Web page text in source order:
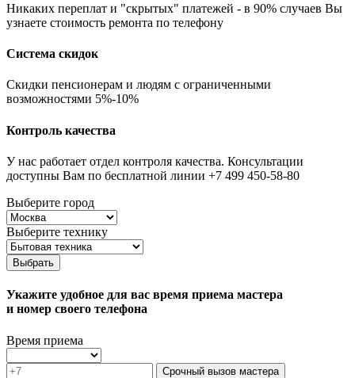
Никаких переплат и "скрытых" платежей - в 90% случаев Вы
узнаете стоимость ремонта по телефону
Система скидок
Скидки пенсионерам и людям с ограниченными
возможностями 5%-10%
Контроль качества
У нас работает отдел контроля качества. Консультации
доступны Вам по бесплатной линии +7 499 450-58-80
Выберите город
Выберите технику
Выбрать
Укажите удобное для вас время приема мастера
и номер своего телефона
Время приема
Срочный вызов мастера